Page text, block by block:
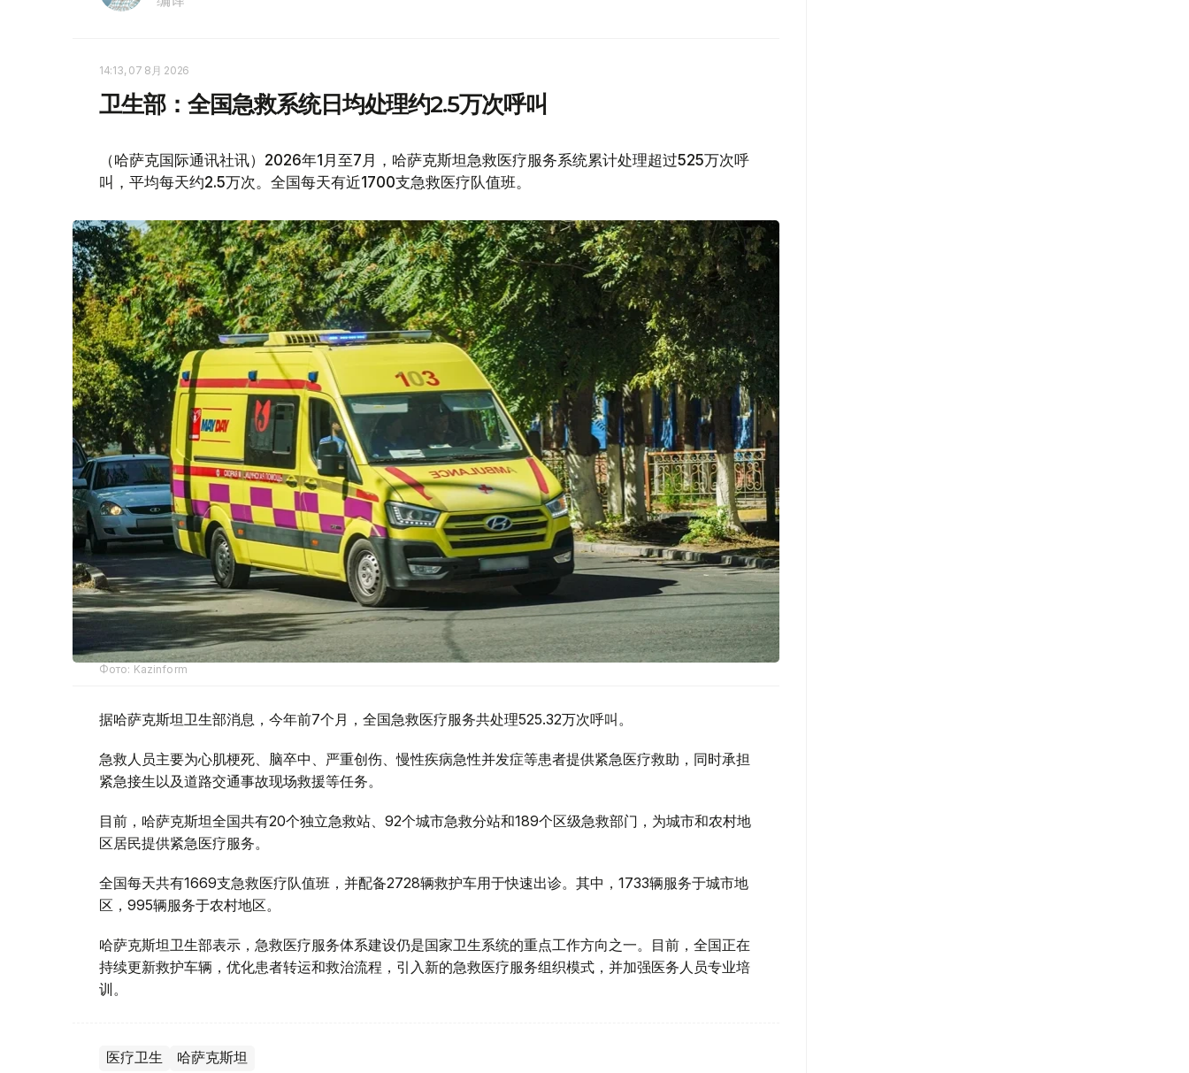
14:13, 07 8月 2026
卫生部：全国急救系统日均处理约2.5万次呼叫
（哈萨克国际通讯社讯）2026年1月至7月，哈萨克斯坦急救医疗服务系统累计处理超过525万次呼
叫，平均每天约2.5万次。全国每天有近1700支急救医疗队值班。
Фото: Kazinform
据哈萨克斯坦卫生部消息，今年前7个月，全国急救医疗服务共处理525.32万次呼叫。
急救人员主要为心肌梗死、脑卒中、严重创伤、慢性疾病急性并发症等患者提供紧急医疗救助，同时承担
紧急接生以及道路交通事故现场救援等任务。
目前，哈萨克斯坦全国共有20个独立急救站、92个城市急救分站和189个区级急救部门，为城市和农村地
区居民提供紧急医疗服务。
全国每天共有1669支急救医疗队值班，并配备2728辆救护车用于快速出诊。其中，1733辆服务于城市地
区，995辆服务于农村地区。
哈萨克斯坦卫生部表示，急救医疗服务体系建设仍是国家卫生系统的重点工作方向之一。目前，全国正在
持续更新救护车辆，优化患者转运和救治流程，引入新的急救医疗服务组织模式，并加强医务人员专业培
训。
医疗卫生 哈萨克斯坦